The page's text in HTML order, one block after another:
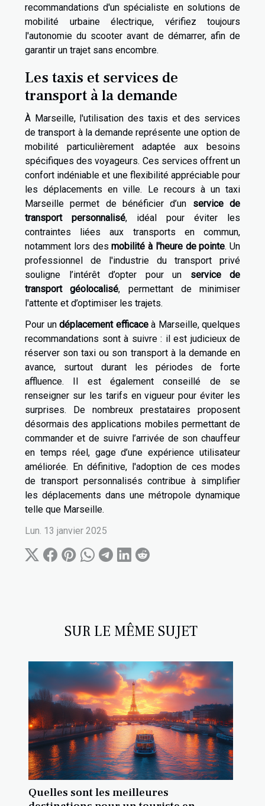
recommandations d'un spécialiste en solutions de
mobilité urbaine électrique, vérifiez toujours
l'autonomie du scooter avant de démarrer, afin de
garantir un trajet sans encombre.
Les taxis et services de
transport à la demande
À Marseille, l'utilisation des taxis et des services
de transport à la demande représente une option de
mobilité particulièrement adaptée aux besoins
spécifiques des voyageurs. Ces services offrent un
confort indéniable et une flexibilité appréciable pour
les déplacements en ville. Le recours à un taxi
Marseille permet de bénéficier d’un service de
transport personnalisé, idéal pour éviter les
contraintes liées aux transports en commun,
notamment lors desmobilité à l'heure de pointe. Un
professionnel de l'industrie du transport privé
souligne l’intérêt d’opter pour un service de
transport géolocalisé, permettant de minimiser
l'attente et d’optimiser les trajets.
Pour un déplacement efficaceà Marseille, quelques
recommandations sont à suivre : il est judicieux de
réserver son taxi ou son transport à la demande en
avance, surtout durant les périodes de forte
affluence. Il est également conseillé de se
renseigner sur les tarifs en vigueur pour éviter les
surprises. De nombreux prestataires proposent
désormais des applications mobiles permettant de
commander et de suivre l’arrivée de son chauffeur
en temps réel, gage d’une expérience utilisateur
améliorée. En définitive, l'adoption de ces modes
de transport personnalisés contribue à simplifier
les déplacements dans une métropole dynamique
telle que Marseille.
Lun. 13 janvier 2025
SUR LE MÊME SUJET
Quelles sont les meilleures